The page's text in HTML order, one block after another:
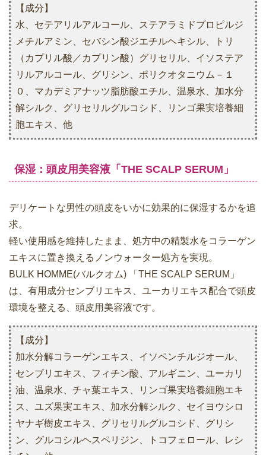
【成分】
水、セテアリルアルコール、ステアラミドプロピルジ
メチルアミン、セバシン酸ジエチルヘキシル、トリ
（カプリル酸／カプリン酸）グリセリル、イソステア
リルアルコール、グリシン、ポリクオタニウム－１
０、マカデミアナッツ脂肪酸エチル、温泉水、加水分
解シルク、グリセリルグルコシド、リンゴ果実培養細
胞エキス、他
保湿：頭皮用美容液「THE SCALP SERUM」
デリケートな男性の頭皮をいかに効果的に保湿するかを追
求。
軽い使用感を維持したまま、処方中の精製水をコラーゲン
エキスに置き換えるノンウォーター処方を実現。
BULK HOMME(バルクオム) 「THE SCALP SERUM」
は、有用成分センブリエキス、ユーカリエキス配合で頭皮
環境を整える、頭皮用美容液です。
【成分】
加水分解コラーゲンエキス、イソペンチルジオール、
センブリエキス、フィチン酸、アルギニン、ユーカリ
油、温泉水、チャ葉エキス、リンゴ果実培養細胞エキ
ス、ユズ果実エキス、加水分解シルク、セイヨウシロ
ヤナギ樹皮エキス、グリセリルグルコシド、グリシ
ン、グルコシルヘスペリジン、トコフェロール、レシ